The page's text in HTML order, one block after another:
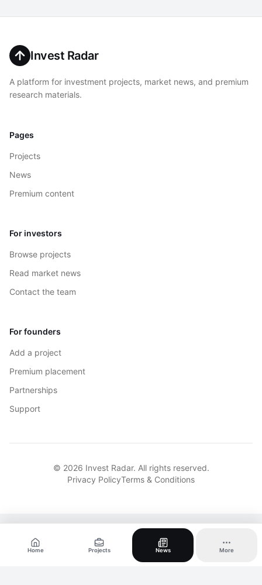
Invest Radar
A platform for investment projects, market news, and premium
research materials.
Pages
Projects
News
Premium content
For investors
Browse projects
Read market news
Contact the team
For founders
Add a project
Premium placement
Partnerships
Support
© 2026 Invest Radar. All rights reserved.
Privacy PolicyTerms & Conditions
Home Projects News More